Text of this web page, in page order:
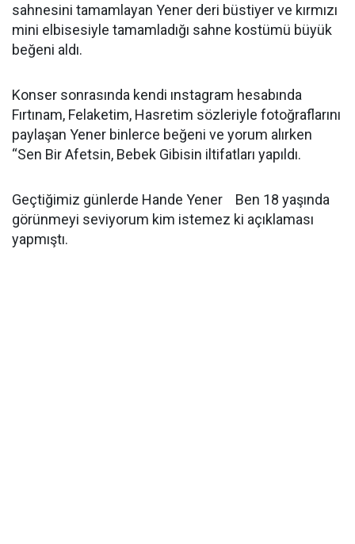
sahnesini tamamlayan Yener deri büstiyer ve kırmızı
mini elbisesiyle tamamladığı sahne kostümü büyük
beğeni aldı.
Konser sonrasında kendi ınstagram hesabında
Fırtınam, Felaketim, Hasretim sözleriyle fotoğraflarını
paylaşan Yener binlerce beğeni ve yorum alırken
“Sen Bir Afetsin, Bebek Gibisin iltifatları yapıldı.
Geçtiğimiz günlerde Hande Yener Ben 18 yaşında
görünmeyi seviyorum kim istemez ki açıklaması
yapmıştı.